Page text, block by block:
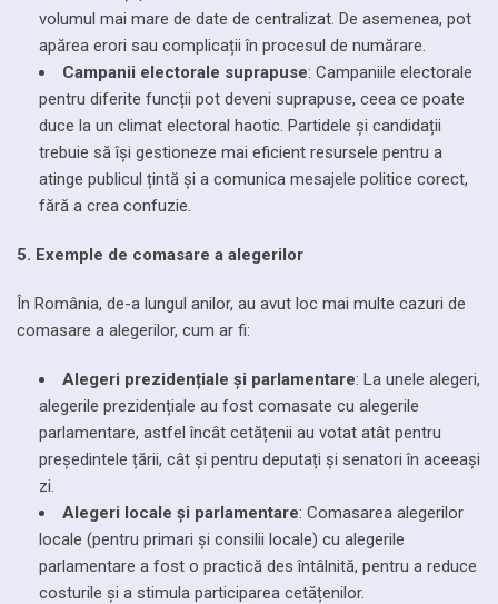
volumul mai mare de date de centralizat. De asemenea, pot
apărea erori sau complicații în procesul de numărare.
Campanii electorale suprapuse: Campaniile electorale
pentru diferite funcții pot deveni suprapuse, ceea ce poate
duce la un climat electoral haotic. Partidele și candidații
trebuie să își gestioneze mai eficient resursele pentru a
atinge publicul țintă și a comunica mesajele politice corect,
fără a crea confuzie.
5. Exemple de comasare a alegerilor
În România, de-a lungul anilor, au avut loc mai multe cazuri de
comasare a alegerilor, cum ar fi:
Alegeri prezidențiale și parlamentare: La unele alegeri,
alegerile prezidențiale au fost comasate cu alegerile
parlamentare, astfel încât cetățenii au votat atât pentru
președintele țării, cât și pentru deputați și senatori în aceeași
zi.
Alegeri locale și parlamentare: Comasarea alegerilor
locale (pentru primari și consilii locale) cu alegerile
parlamentare a fost o practică des întâlnită, pentru a reduce
costurile și a stimula participarea cetățenilor.